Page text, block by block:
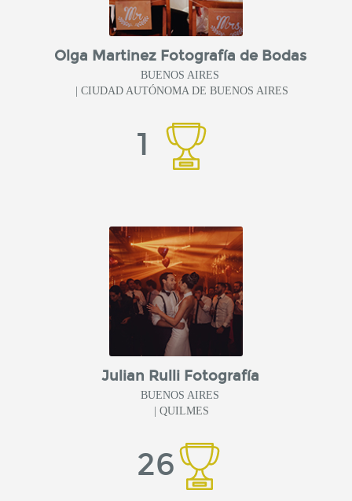
Olga Martinez Fotografía de Bodas
BUENOS AIRES
| CIUDAD AUTÓNOMA DE BUENOS AIRES
1
Julian Rulli Fotografía
BUENOS AIRES
| QUILMES
26